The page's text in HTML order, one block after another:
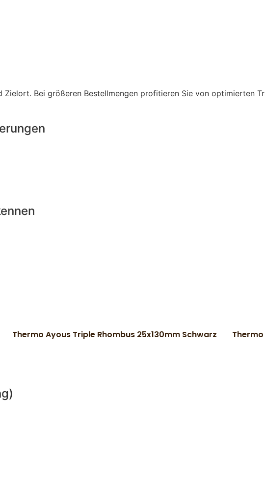
Zielort. Bei größeren Bestellmengen profitieren Sie von optimierten
Thermo Ayous Triple Rhombus 25x130mm Schwarz